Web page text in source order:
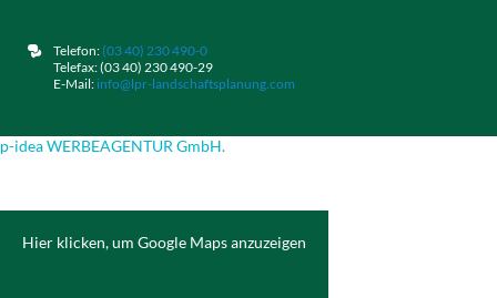
Telefon:(03 40) 230 490-0
Telefax: (03 40) 230 490-29
E-Mail: info@lpr-landschaftsplanung.com
p-idea WERBEAGENTUR GmbH.
Hier klicken, um Google Maps anzuzeigen